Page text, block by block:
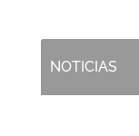
NOTICIAS